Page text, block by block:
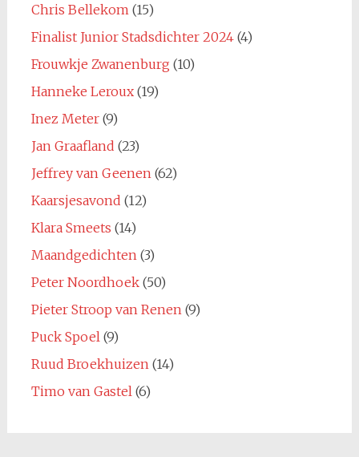
Chris Bellekom (15)
Finalist Junior Stadsdichter 2024(4)
Frouwkje Zwanenburg (10)
Hanneke Leroux(19)
Inez Meter(9)
Jan Graafland (23)
Jeffrey van Geenen (62)
Kaarsjesavond (12)
Klara Smeets (14)
Maandgedichten (3)
Peter Noordhoek(50)
Pieter Stroop van Renen (9)
Puck Spoel (9)
Ruud Broekhuizen (14)
Timo van Gastel (6)